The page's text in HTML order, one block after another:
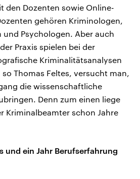
den Dozenten sowie Online-
gehören Kriminologen,
und Psychologen. Aber auch
Praxis spielen bei der
Kriminalitätsanalysen
Thomas Feltes, versucht man,
die wissenschaftliche
Denn zum einen liege
Kriminalbeamter schon Jahre
und ein Jahr Berufserfahrung